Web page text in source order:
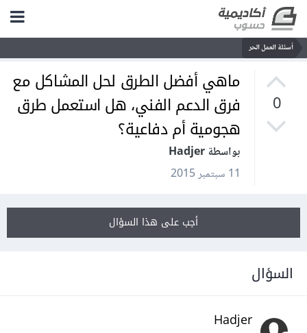
أسئلة العمل الحر
0
ماهي أفضل الطرق لحل المشاكل مع
فرق الدعم الفني، هل استعمل طرق
هجومية أم دفاعية؟
بواسطة Hadjer
11 سبتمبر 2015
أجب على هذا السؤال
السؤال
Hadjer